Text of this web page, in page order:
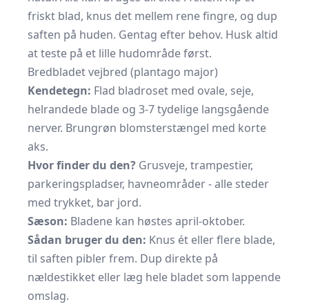
friskt blad, knus det mellem rene fingre, og dup
saften på huden. Gentag efter behov. Husk altid
at teste på et lille hudområde først.
Bredbladet vejbred (plantago major)
Kendetegn: Flad bladroset med ovale, seje,
helrandede blade og 3-7 tydelige langsgående
nerver. Brungrøn blomsterstængel med korte
aks.
Hvor finder du den? Grusveje, trampestier,
parkeringspladser, havneområder - alle steder
med trykket, bar jord.
Sæson: Bladene kan høstes april-oktober.
Sådan bruger du den: Knus ét eller flere blade,
til saften pibler frem. Dup direkte på
nældestikket eller læg hele bladet som lappende
omslag.